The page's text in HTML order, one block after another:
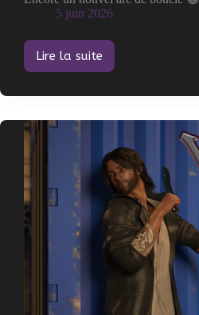
5 juin 2026
Lire la suite
Vasiy
–
–
Episode